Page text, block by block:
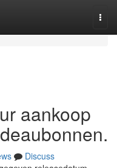
aankoop
Discuss